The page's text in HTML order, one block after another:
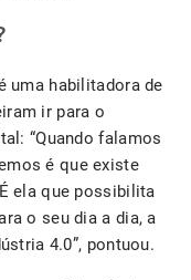
uma habilitadora de
ir para o
“Quando falamos
é que existe
ela que possibilita
o seu dia a dia, a
4.0”, pontuou.